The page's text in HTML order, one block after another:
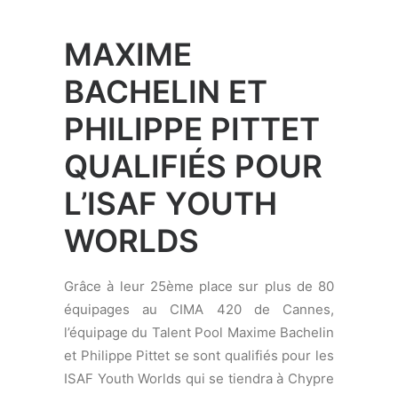
Grâce à leur 25ème place sur plus de 80
équipages au CIMA 420 de Cannes,
l’équipage du Talent Pool Maxime Bachelin
et Philippe Pittet se sont qualifiés pour les
ISAF Youth Worlds qui se tiendra à Chypre
en juillet. Les deux jeunes navigateurs du
Cercle de la Voile de Vidy ne pouvaient
pas espérer une meilleure façon d’entamer
leur première saison en 420 : « Nous
savions que nous pouvions faire de bons
l’ISAF Youth Worlds, c’est vraiment une
bonne surprise », explique Maxime
Bachelin. « Notre objectif est de bien
naviguer à l’ISAF et au championnat
d’Europe, sans objectif précis de résultat